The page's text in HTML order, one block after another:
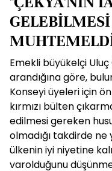
Emekli büyükelçi Uluç
arandığına göre,
Konseyi üyeleri için
kırmızı bülten
edilmesi gereken
olmadığı takdirde ne
ülkenin iyi niyetine
varolduğunu